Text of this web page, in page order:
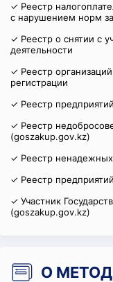
✓ Реестр
с нарушением норм
✓ Реестр о снятии с
деятельности
✓ Реестр
регистрации
✓ Реестр
✓ Реестр
(goszakup.gov.kz)
✓ Реестр
✓ Реестр
✓ Участник
(goszakup.gov.kz)
О